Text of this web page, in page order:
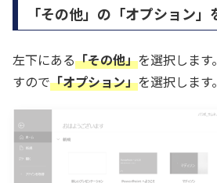
「その他」の「オプション」
左下にある「その他」を選択しま
すので「オプション」を選択します。